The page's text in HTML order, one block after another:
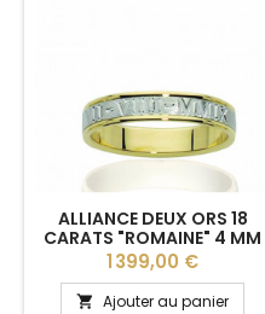
ALLIANCE DEUX ORS 18
CARATS "ROMAINE" 4 MM
FINITION GIVRÉE
Prix
1 399,00 €
 Ajouter au panier